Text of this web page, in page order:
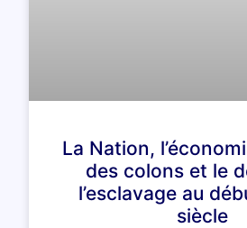
La Nation,
des colons et le
l’esclavage au
siècle